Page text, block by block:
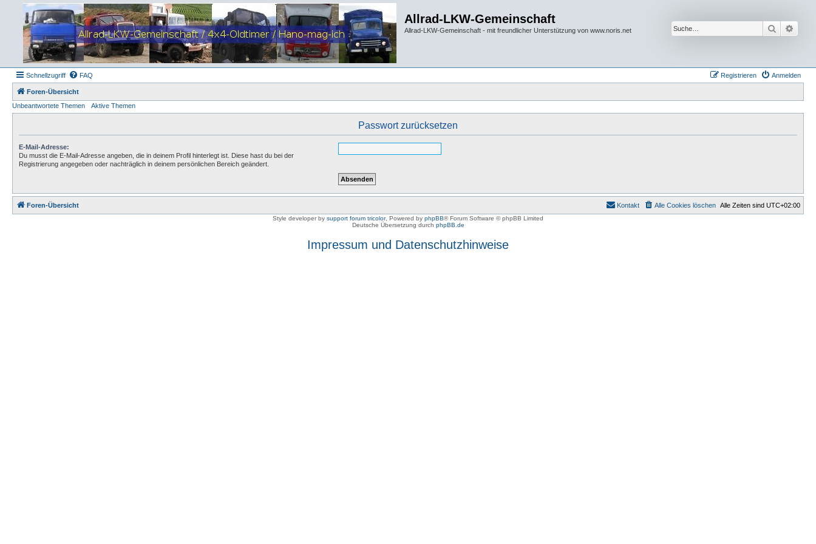
Allrad-LKW-Gemeinschaft
Allrad-LKW-Gemeinschaft - mit freundlicher Unterstützung von www.noris.net Suche
Schnellzugriff FAQ Anmelden
Registrieren
Foren-Übersicht
Unbeantwortete Themen
Aktive Themen
Passwort zurücksetzen
E-Mail-Adresse:
Du musst die E-Mail-Adresse angeben, die in deinem Profil hinterlegt ist. Diese hast du bei der
Registrierung angegeben oder nachträglich in deinem persönlichen Bereich geändert.
Foren-Übersicht Alle Zeiten sind UTC+02:00
Alle Cookies löschen
Kontakt
Style developer by support forum tricolor, Powered by phpBB® Forum Software © phpBB Limited
Deutsche Übersetzung durch phpBB.de
Impressum und Datenschutzhinweise